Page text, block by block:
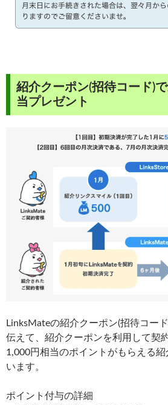
紹介クーポン(招待コード)
当プレゼント
LinksMateの紹介クーポン(招待コー
伝えて、紹介クーポンを利用して契
1,000円相当のポイントがもらえる
います。
ポイント付与の詳細